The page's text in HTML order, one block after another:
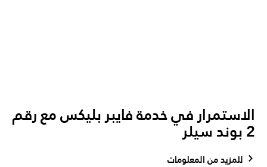
الاستمرار في خدمة فايبر بليكس مع رقم
2 بوند سيلر
للمزيد من المعلومات